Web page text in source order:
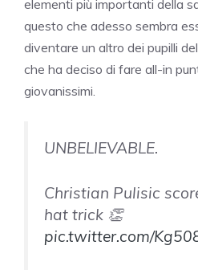
elementi più importanti della
questo che adesso sembra
diventare un altro dei pupilli
che ha deciso di fare all-in
giovanissimi.
UNBELIEVABLE.
Christian Pulisic
hat trick 👏
pic.twitter.com/